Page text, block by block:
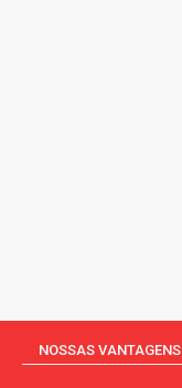
NOSSAS VANTAGENS